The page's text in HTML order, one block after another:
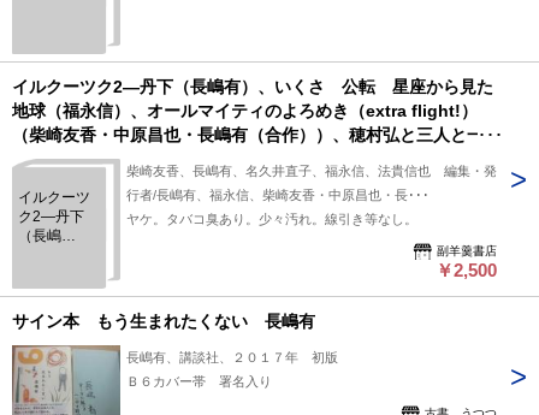
イルクーツク2―丹下（長嶋有）、いくさ 公転 星座から見た
地球（福永信）、オールマイティのよろめき（extra flight!）
（柴崎友香・中原昌也・長嶋有（合作））、穂村弘と三人と一人
（長嶋有、柴崎友香、名久井直子・インタビュアー/福永信・構
成）、クラップ・ユア・ハンズ！（柴崎友香）ほか
イルクーツ
ク2―丹下
（長嶋
星座から見
た地球（福
永信）、オ
ールマイテ
ィのよろめ
き（extra
flight!）（柴
柴崎友香、長嶋有、名久井直子、福永信、法貴信也 編集・発
行者/長嶋有、福永信、柴崎友香・中原昌也・長･･･
ヤケ。タバコ臭あり。少々汚れ。線引き等なし。
副羊羹書店
￥2,500
サイン本 もう生まれたくない 長嶋有
長嶋有、講談社、２０１７年 初版
Ｂ６カバー帯 署名入り